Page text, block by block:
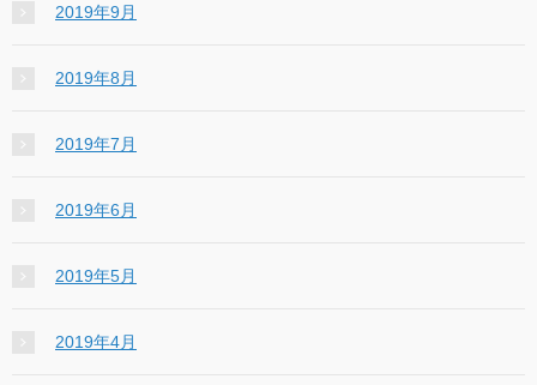
2019年9月
2019年8月
2019年7月
2019年6月
2019年5月
2019年4月